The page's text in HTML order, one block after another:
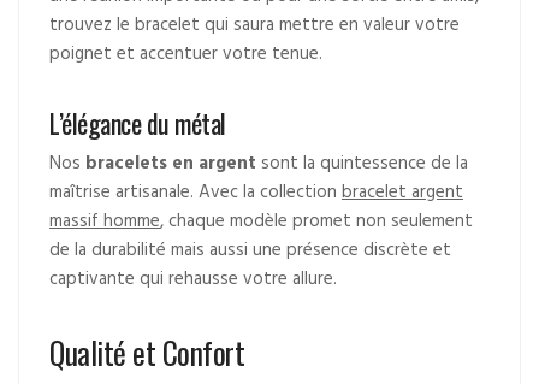
trouvez le bracelet qui saura mettre en valeur votre
poignet et accentuer votre tenue.
L’élégance du métal
Nos bracelets en argent sont la quintessence de la
maîtrise artisanale. Avec la collectionbracelet argent
massif homme, chaque modèle promet non seulement
de la durabilité mais aussi une présence discrète et
captivante qui rehausse votre allure.
Qualité et Confort